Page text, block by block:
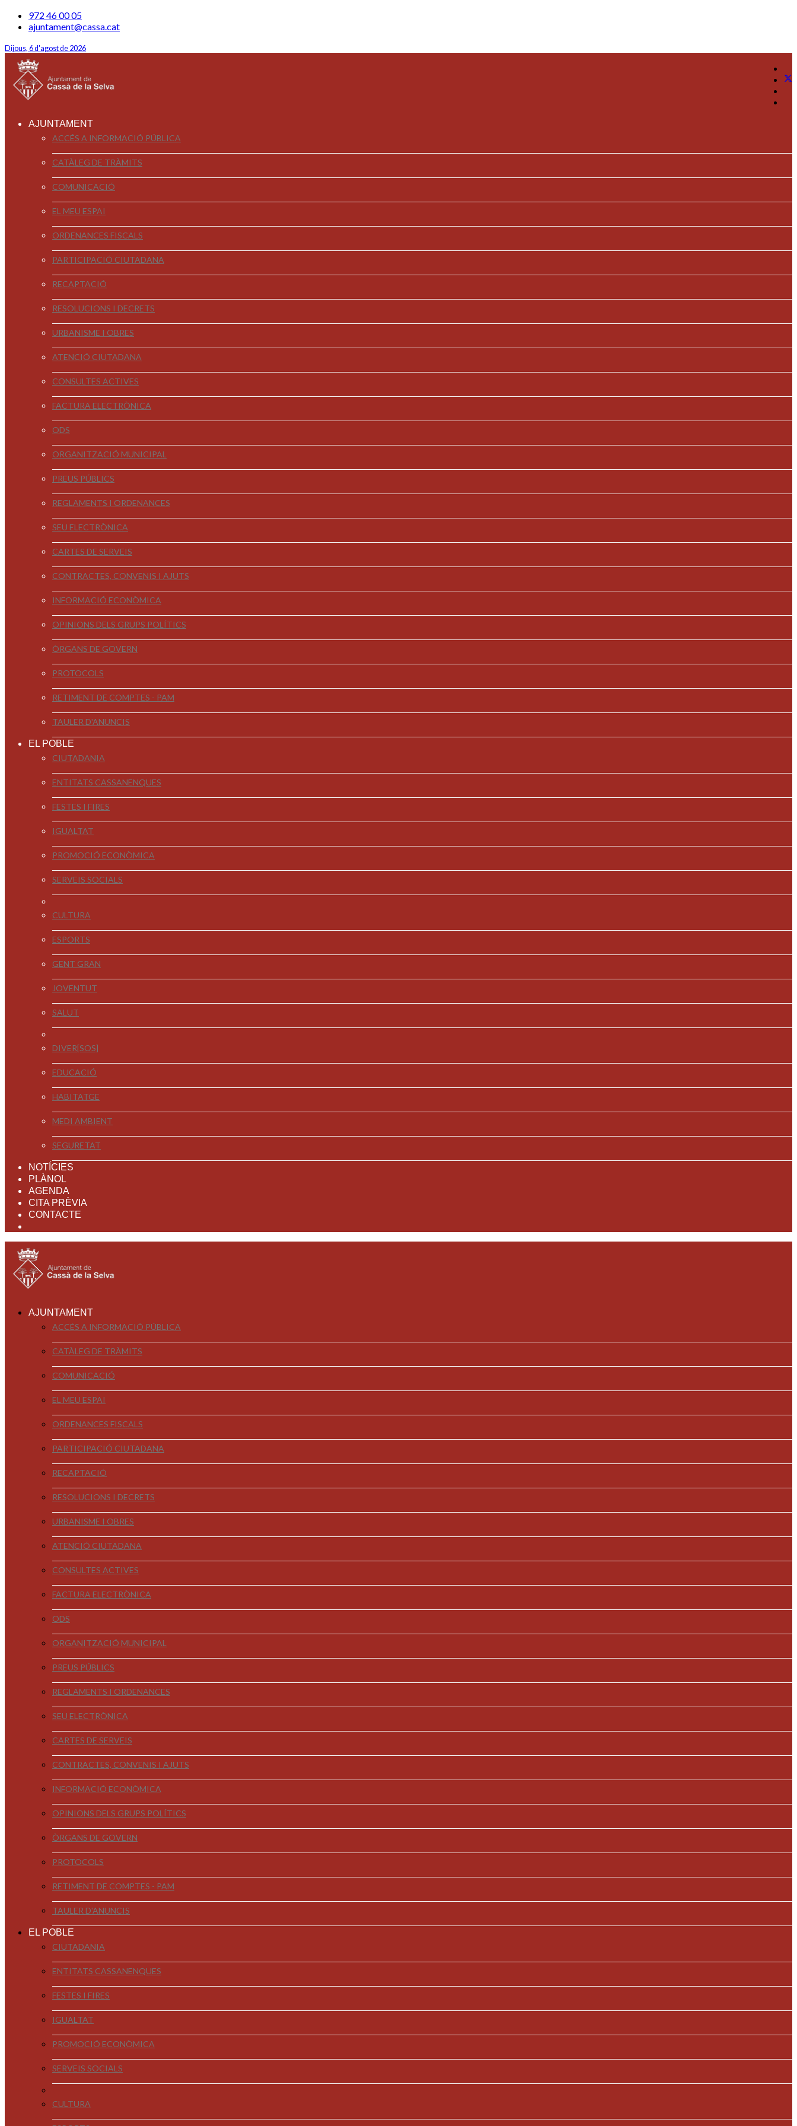
972 46 00 05
ajuntament@cassa.cat
Dijous, 6 d'agost de 2026
AJUNTAMENT
ACCÉS A INFORMACIÓ PÚBLICA
CATÀLEG DE TRÀMITS
COMUNICACIÓ
EL MEU ESPAI
ORDENANCES FISCALS
PARTICIPACIÓ CIUTADANA
RECAPTACIÓ
RESOLUCIONS I DECRETS
URBANISME I OBRES
ATENCIÓ CIUTADANA
CONSULTES ACTIVES
FACTURA ELECTRÒNICA
ODS
ORGANITZACIÓ MUNICIPAL
PREUS PÚBLICS
REGLAMENTS I ORDENANCES
SEU ELECTRÒNICA
CARTES DE SERVEIS
CONTRACTES, CONVENIS I AJUTS
INFORMACIÓ ECONÒMICA
OPINIONS DELS GRUPS POLÍTICS
ÒRGANS DE GOVERN
PROTOCOLS
RETIMENT DE COMPTES - PAM
TAULER D'ANUNCIS
EL POBLE
CIUTADANIA
ENTITATS CASSANENQUES
FESTES I FIRES
IGUALTAT
PROMOCIÓ ECONÒMICA
SERVEIS SOCIALS
CULTURA
ESPORTS
GENT GRAN
JOVENTUT
SALUT
DIVER[SOS]
EDUCACIÓ
HABITATGE
MEDI AMBIENT
SEGURETAT
NOTÍCIES
PLÀNOL
AGENDA
CITA PRÈVIA
CONTACTE
AJUNTAMENT
ACCÉS A INFORMACIÓ PÚBLICA
CATÀLEG DE TRÀMITS
COMUNICACIÓ
EL MEU ESPAI
ORDENANCES FISCALS
PARTICIPACIÓ CIUTADANA
RECAPTACIÓ
RESOLUCIONS I DECRETS
URBANISME I OBRES
ATENCIÓ CIUTADANA
CONSULTES ACTIVES
FACTURA ELECTRÒNICA
ODS
ORGANITZACIÓ MUNICIPAL
PREUS PÚBLICS
REGLAMENTS I ORDENANCES
SEU ELECTRÒNICA
CARTES DE SERVEIS
CONTRACTES, CONVENIS I AJUTS
INFORMACIÓ ECONÒMICA
OPINIONS DELS GRUPS POLÍTICS
ÒRGANS DE GOVERN
PROTOCOLS
RETIMENT DE COMPTES - PAM
TAULER D'ANUNCIS
EL POBLE
CIUTADANIA
ENTITATS CASSANENQUES
FESTES I FIRES
IGUALTAT
PROMOCIÓ ECONÒMICA
SERVEIS SOCIALS
CULTURA